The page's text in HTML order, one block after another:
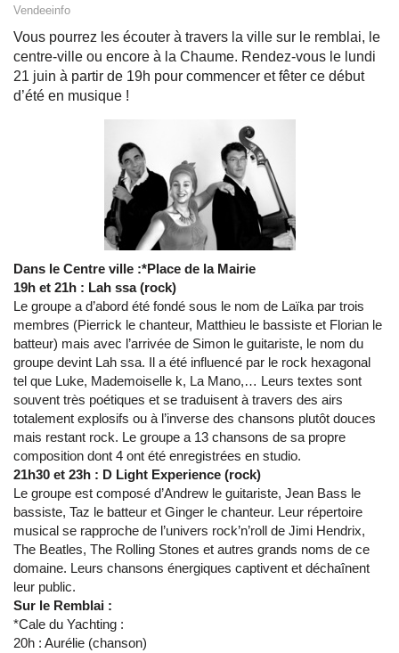
Vendeeinfo
Vous pourrez les écouter à travers la ville sur le remblai, le
centre-ville ou encore à la Chaume. Rendez-vous le lundi
21 juin à partir de 19h pour commencer et fêter ce début
d’été en musique !
Dans le Centre ville :*Place de la Mairie
19h et 21h : Lah ssa (rock)
Le groupe a d’abord été fondé sous le nom de Laïka par trois
membres (Pierrick le chanteur, Matthieu le bassiste et Florian le
batteur) mais avec l’arrivée de Simon le guitariste, le nom du
groupe devint Lah ssa. Il a été influencé par le rock hexagonal
tel que Luke, Mademoiselle k, La Mano,… Leurs textes sont
souvent très poétiques et se traduisent à travers des airs
totalement explosifs ou à l’inverse des chansons plutôt douces
mais restant rock. Le groupe a 13 chansons de sa propre
composition dont 4 ont été enregistrées en studio.
21h30 et 23h : D Light Experience (rock)
Le groupe est composé d’Andrew le guitariste, Jean Bass le
bassiste, Taz le batteur et Ginger le chanteur. Leur répertoire
musical se rapproche de l’univers rock’n’roll de Jimi Hendrix,
The Beatles, The Rolling Stones et autres grands noms de ce
domaine. Leurs chansons énergiques captivent et déchaînent
leur public.
Sur le Remblai :
*Cale du Yachting :
20h : Aurélie (chanson)